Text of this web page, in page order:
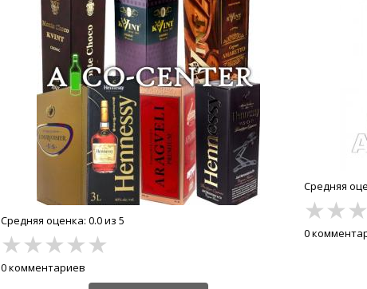
Средняя оценка: 0.0 из 5
★★★★★
0 комментариев
Средняя
★★★
0